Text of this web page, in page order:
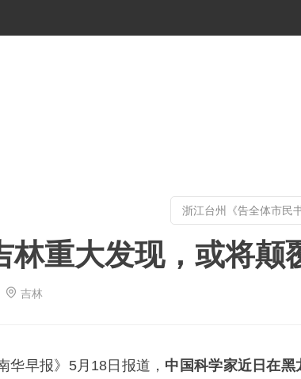
林重大发现，或将颠
吉林
华早报》5月18日报道， 中国科学家近日在